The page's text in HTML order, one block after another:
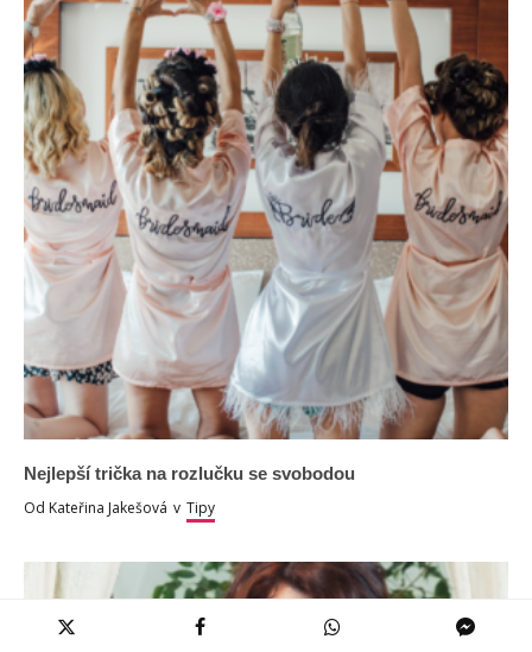
Nejlepší trička na rozlučku se svobodou
Od Kateřina Jakešová v Tipy